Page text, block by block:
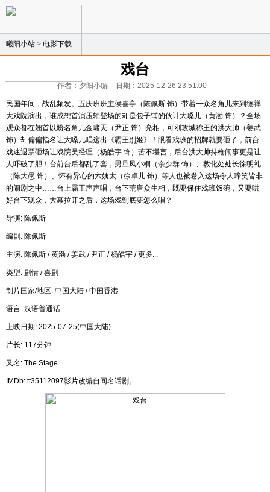
曦阳小站 > 电影下载
戏台
作者：夕阳小编 日期：2025-12-26 23:51:00
民国年间，战乱频发。五庆班班主侯喜亭（陈佩斯 饰）带着一众名角儿来到德祥
大戏院演出，谁成想首演压轴登场的却是包子铺的伙计大嗓儿（黄渤 饰）？全场
观众都在翘首以盼名角儿金啸天（尹正 饰）亮相，可刚攻城称王的洪大帅（姜武
饰）却偏偏指名让大嗓儿唱这出《霸王别姬》！眼看戏班的招牌就要砸了，前台
戏迷退票砸场让戏院吴经理（杨皓宇 饰）苦不堪言，后台洪大帅持枪闹事更是让
人吓破了胆！台前台后都乱了套，男旦凤小桐（余少群 饰）、教化处处长徐明礼
（陈大愚 饰）、怀有异心的六姨太（徐卓儿 饰）等人也被卷入这场令人啼笑皆非
的闹剧之中……台上霸王声声唱，台下荒唐众生相，既要保住戏班饭碗，又要哄
好台下观众，大幕拉开之后，这场戏到底要怎么唱？
导演: 陈佩斯
编剧: 陈佩斯
主演: 陈佩斯 / 黄渤 / 姜武 / 尹正 / 杨皓宇 / 更多...
类型: 剧情 / 喜剧
制片国家/地区: 中国大陆 / 中国香港
语言: 汉语普通话
上映日期: 2025-07-25(中国大陆)
片长: 117分钟
又名: The Stage
IMDb: tt35112097影片改编自同名话剧。